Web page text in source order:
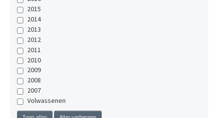
2015
2014
2013
2012
2011
2010
2009
2008
2007
Volwassenen